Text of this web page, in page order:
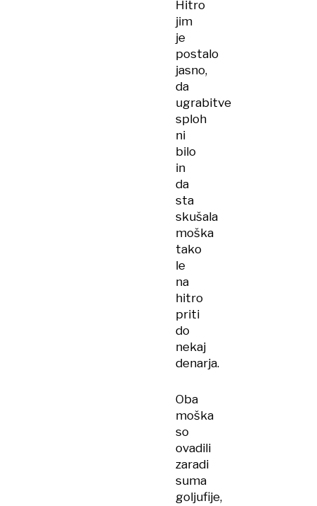
Hitro
jim
je
postalo
jasno,
da
ugrabitve
sploh
ni
bilo
in
da
sta
skušala
moška
tako
le
na
hitro
priti
do
nekaj
denarja.
Oba
moška
so
ovadili
zaradi
suma
goljufije,